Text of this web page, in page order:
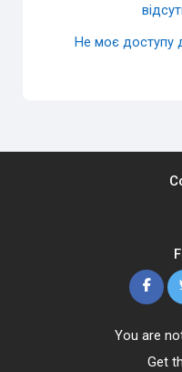
Не моє доступу
You are
Get